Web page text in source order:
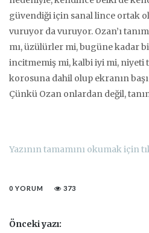
güvendiği için sanal lince ortak
vuruyor da vuruyor. Ozan’ı
mı, üzülürler mi, bugüne kadar
incitmemiş mi, kalbi iyi mi, niyeti
korosuna dahil olup ekranın
Çünkü Ozan onlardan değil,
Yazının tamamını okumak için
0 YORUM 373
Önceki yazı: